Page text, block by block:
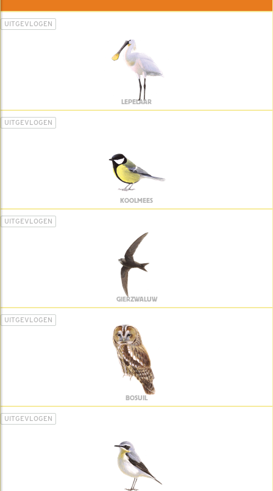
UITGEVLOGEN
LEPELAAR
UITGEVLOGEN
KOOLMEES
UITGEVLOGEN
GIERZWALUW
UITGEVLOGEN
BOSUIL
UITGEVLOGEN